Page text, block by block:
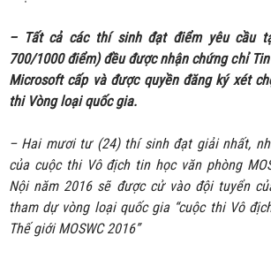
– Tất cả các thí sinh đạt điểm yêu cầu
700/1000 điểm) đều được nhận chứng chỉ
Microsoft cấp và được quyền đăng ký xét
thi Vòng loại quốc gia.
– Hai mươi tư (24) thí sinh đạt giải nhất,
của cuộc thi Vô địch tin học văn phòng
Nội năm 2016 sẽ được cử vào đội tuyển
tham dự vòng loại quốc gia “cuộc thi Vô
Thế giới MOSWC 2016”